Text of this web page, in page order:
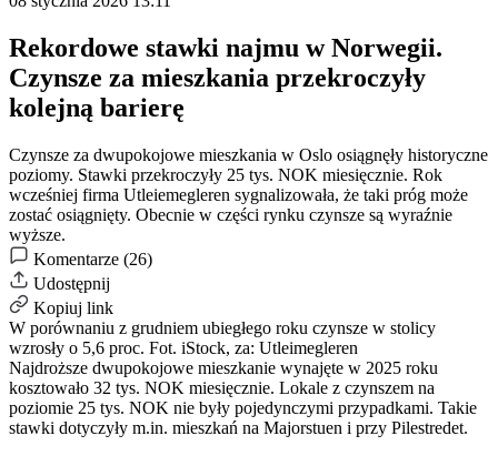
Rekordowe stawki najmu w Norwegii.
Czynsze za mieszkania przekroczyły
kolejną barierę
Czynsze za dwupokojowe mieszkania w Oslo osiągnęły historyczne
poziomy. Stawki przekroczyły 25 tys. NOK miesięcznie. Rok
wcześniej firma Utleiemegleren sygnalizowała, że taki próg może
zostać osiągnięty. Obecnie w części rynku czynsze są wyraźnie
wyższe.
Komentarze (26)
Udostępnij
Kopiuj link
W porównaniu z grudniem ubiegłego roku czynsze w stolicy
wzrosły o 5,6 proc. Fot. iStock, za: Utleimegleren
Najdroższe dwupokojowe mieszkanie wynajęte w 2025 roku
kosztowało 32 tys. NOK miesięcznie. Lokale z czynszem na
poziomie 25 tys. NOK nie były pojedynczymi przypadkami. Takie
stawki dotyczyły m.in. mieszkań na Majorstuen i przy Pilestredet.